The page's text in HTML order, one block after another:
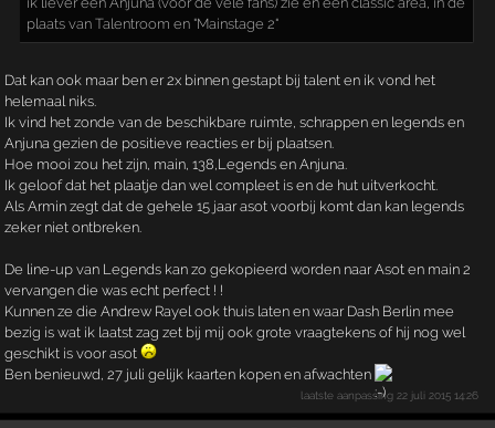
plaats van Talentroom en "Mainstage 2"
Dat kan ook maar ben er 2x binnen gestapt bij talent en ik vond het
helemaal niks.
Ik vind het zonde van de beschikbare ruimte, schrappen en legends en
Anjuna gezien de positieve reacties er bij plaatsen.
Hoe mooi zou het zijn, main, 138,Legends en Anjuna.
Ik geloof dat het plaatje dan wel compleet is en de hut uitverkocht.
Als Armin zegt dat de gehele 15 jaar asot voorbij komt dan kan legends
zeker niet ontbreken.
De line-up van Legends kan zo gekopieerd worden naar Asot en main 2
vervangen die was echt perfect ! !
Kunnen ze die Andrew Rayel ook thuis laten en waar Dash Berlin mee
bezig is wat ik laatst zag zet bij mij ook grote vraagtekens of hij nog wel
geschikt is voor asot
Ben benieuwd, 27 juli gelijk kaarten kopen en afwachten
laatste aanpassing 22 juli 2015 14:26